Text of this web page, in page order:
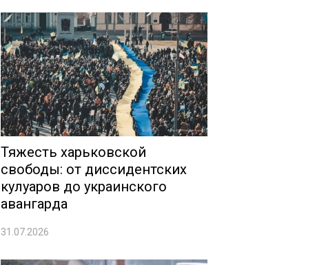
Тяжесть харьковской
свободы: от диссидентских
кулуаров до украинского
авангарда
31.07.2026